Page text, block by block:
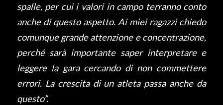
spalle, per cui i valori in campo terranno conto
anche di questo aspetto. Ai miei ragazzi chiedo
comunque grande attenzione e concentrazione,
perché sarà importante saper interpretare e
leggere la gara cercando di non commettere
errori. La crescita di un atleta passa anche da
questo”.